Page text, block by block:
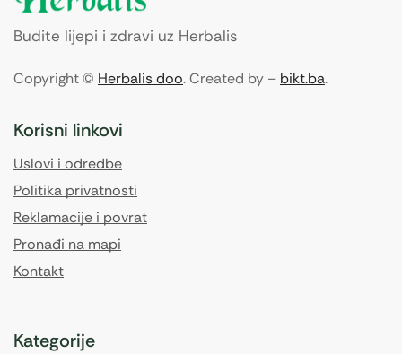
Budite lijepi i zdravi uz Herbalis
Copyright © Herbalis doo. Created by – bikt.ba.
Korisni linkovi
Uslovi i odredbe
Politika privatnosti
Reklamacije i povrat
Pronađi na mapi
Kontakt
Kategorije